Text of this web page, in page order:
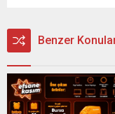
Benzer